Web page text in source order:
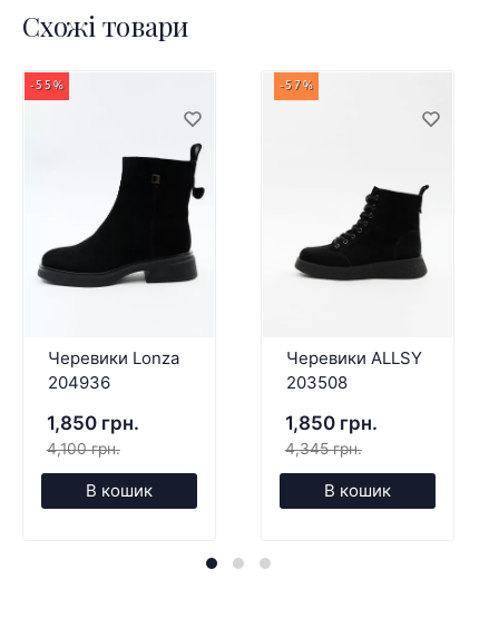
Схожі товари
-55%
Черевики Lonza
204936
1,850 грн.
4,100 грн.
В кошик
-57%
Черевики ALLSY
203508
1,850 грн.
4,345 грн.
В кошик